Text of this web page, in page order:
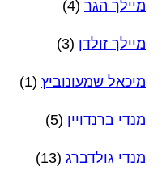
מיילך הגר (4)
מיילך זולדן (3)
מיכאל שמעונוביץ (1)
מנדי ברנדויין (5)
מנדי גולדברג (13)